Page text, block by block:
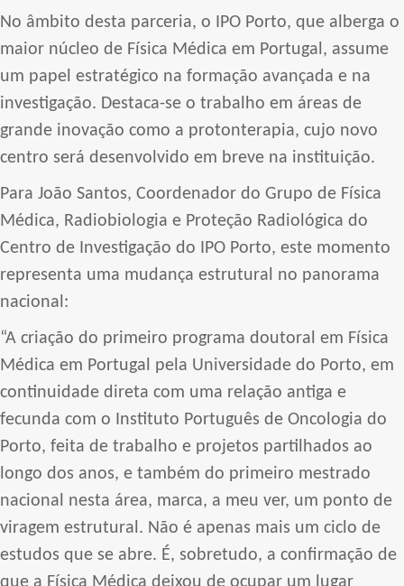
No âmbito desta parceria, o IPO Porto, que alberga o
maior núcleo de Física Médica em Portugal, assume
um papel estratégico na formação avançada e na
investigação. Destaca-se o trabalho em áreas de
grande inovação como a protonterapia, cujo novo
centro será desenvolvido em breve na instituição.
Para João Santos, Coordenador do Grupo de Física
Médica, Radiobiologia e Proteção Radiológica do
Centro de Investigação do IPO Porto, este momento
representa uma mudança estrutural no panorama
nacional:
“A criação do primeiro programa doutoral em Física
Médica em Portugal pela Universidade do Porto, em
continuidade direta com uma relação antiga e
fecunda com o Instituto Português de Oncologia do
Porto, feita de trabalho e projetos partilhados ao
longo dos anos, e também do primeiro mestrado
nacional nesta área, marca, a meu ver, um ponto de
viragem estrutural. Não é apenas mais um ciclo de
estudos que se abre. É, sobretudo, a confirmação de
que a Física Médica deixou de ocupar um lugar